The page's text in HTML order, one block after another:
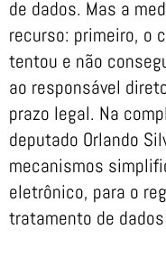
de dados. Mas a
recurso: primeiro, o
tentou e não
ao responsável
prazo legal. Na
deputado Orlando
mecanismos
eletrônico, para o
tratamento de